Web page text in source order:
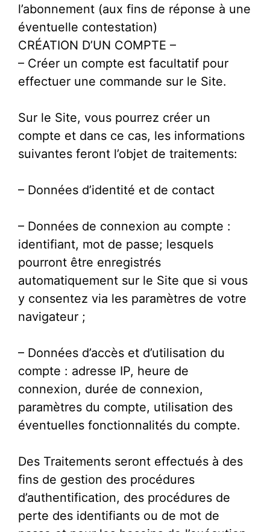
l’abonnement (aux fins de réponse à une
éventuelle contestation)
CRÉATION D’UN COMPTE –
– Créer un compte est facultatif pour
effectuer une commande sur le Site.
Sur le Site, vous pourrez créer un
compte et dans ce cas, les informations
suivantes feront l’objet de traitements:
– Données d’identité et de contact
– Données de connexion au compte :
identifiant, mot de passe; lesquels
pourront être enregistrés
automatiquement sur le Site que si vous
y consentez via les paramètres de votre
navigateur ;
– Données d’accès et d’utilisation du
compte : adresse IP, heure de
connexion, durée de connexion,
paramètres du compte, utilisation des
éventuelles fonctionnalités du compte.
Des Traitements seront effectués à des
fins de gestion des procédures
d’authentification, des procédures de
perte des identifiants ou de mot de